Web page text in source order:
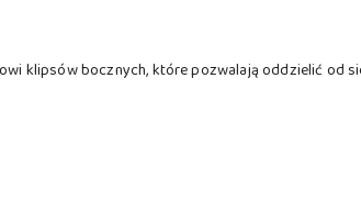
klipsów bocznych, które pozwalają oddzielić od